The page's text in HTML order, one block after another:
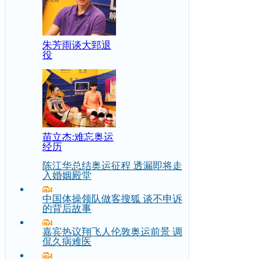
朱芳雨谈大郅退
役
苗立杰:难忘奥运
经历
陈江华总结奥运征程 透漏即将走
入婚姻殿堂
中国体操领队做客搜狐 谈不申诉
的背后故事
嘉宾热议翔飞人伦敦奥运前景 调
侃久病难医